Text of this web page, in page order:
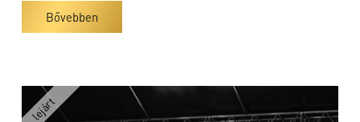
Bővebben